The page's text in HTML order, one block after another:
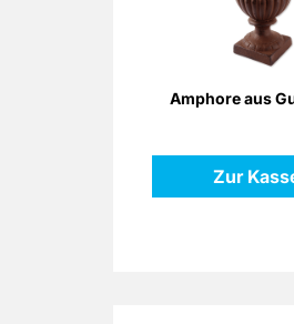
Amphore aus
Zur
angerostete
mediterrane Gärten.
dieser Amphore
Maße: 18 x